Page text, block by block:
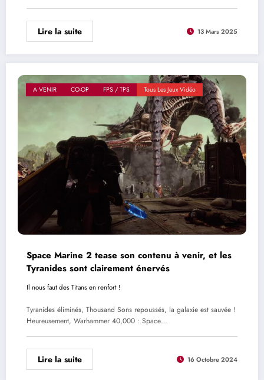
Lire la suite 13 Mars 2025
A VENIR CO-OP FPS / TPS Tous Les Jeux Vidéo
Space Marine 2 tease son contenu à venir, et les
Tyranides sont clairement énervés
Il nous faut des Titans en renfort !
Tyranides éliminés, Thousand Sons repoussés, la galaxie est sauvée !
Heureusement, Warhammer 40,000 : Space…
Lire la suite 16 Octobre 2024